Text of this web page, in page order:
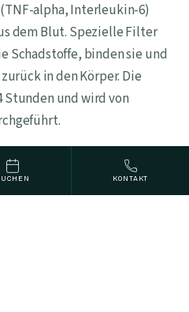
alpha, Interleukin-6)
dem Blut. Spezielle Filter
Schadstoffe, binden sie und
in den Körper. Die
Stunden und wird von
KONTAKT